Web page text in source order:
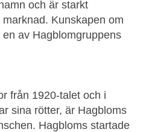
och är starkt
Kunskapen om
av Hagblomgruppens
från 1920-talet och i
sina rötter, är Hagbloms
Hagbloms startade